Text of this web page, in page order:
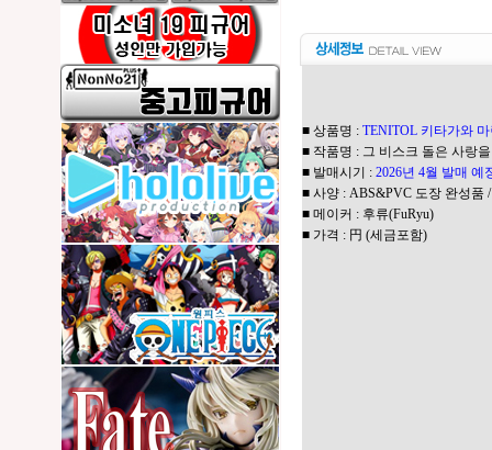
■ 상품명 : TENITOL 키타가와
■ 작품명 : 그 비스크 돌은 사랑
■ 발매시기 : 2026년 4월 발매
■ 사양 : ABS&PVC 도장 완성품
■ 메이커 : 후류(FuRyu)
■ 가격 : 円 (세금포함)